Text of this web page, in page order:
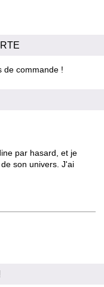
par hasard, et je
son univers. J'ai